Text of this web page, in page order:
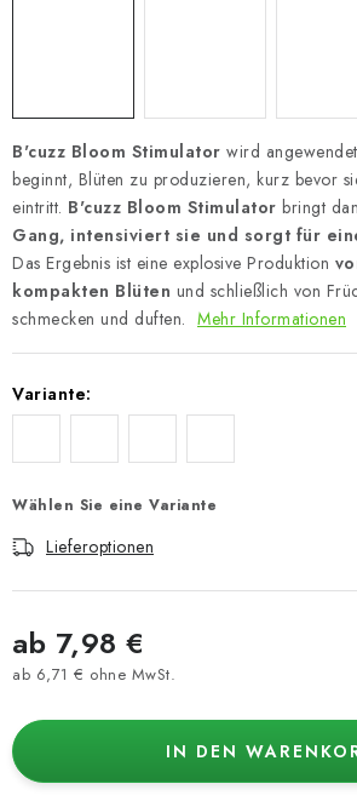
B'cuzz Bloom Stimulator wird
beginnt, Blüten zu produzieren, kurz bevor
eintritt. B'cuzz Bloom Stimulator bringt
Gang, intensiviert sie und sorgt für
Das Ergebnis ist eine explosive Produktion
kompakten Blüten und schließlich von
schmecken und duften. Mehr Informationen
Variante:
Wählen Sie eine Variante
Lieferoptionen
ab 7,98 €
ab 6,71 € ohne MwSt.
IN DEN